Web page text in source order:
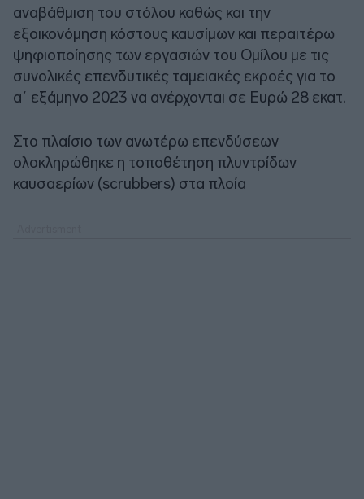
αναβάθμιση του στόλου καθώς και την
εξοικονόμηση κόστους καυσίμων και περαιτέρω
ψηφιοποίησης των εργασιών του Ομίλου με τις
συνολικές επενδυτικές ταμειακές εκροές για το
α΄ εξάμηνο 2023 να ανέρχονται σε Ευρώ 28 εκατ.
Στο πλαίσιο των ανωτέρω επενδύσεων
ολοκληρώθηκε η τοποθέτηση πλυντρίδων
καυσαερίων (scrubbers) στα πλοία